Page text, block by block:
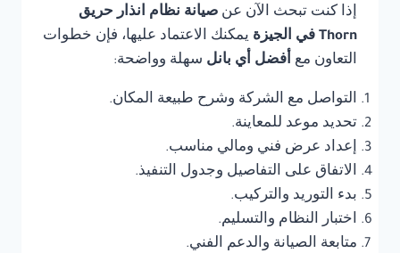
إذا كنت تبحث الآن عن صيانة نظام انذار حريق
Thorn في الجيزة
يمكنك الاعتماد عليها، فإن خطوات
التعاون مع أفضل أي بانل سهلة وواضحة:
التواصل مع الشركة وشرح طبيعة المكان.
تحديد موعد للمعاينة.
إعداد عرض فني ومالي مناسب.
الاتفاق على التفاصيل وجدول التنفيذ.
بدء التوريد والتركيب.
اختبار النظام والتسليم.
متابعة الصيانة والدعم الفني.